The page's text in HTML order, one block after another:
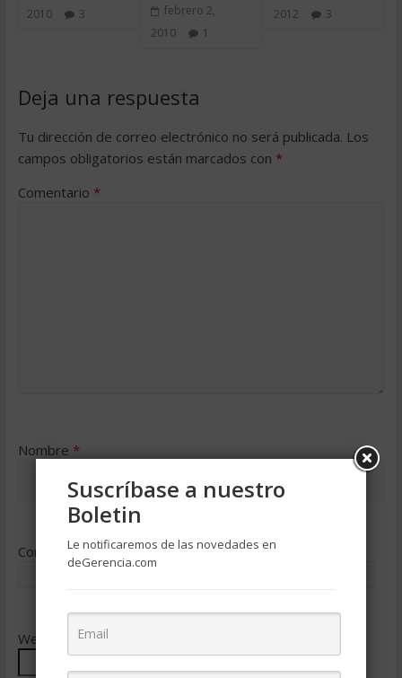
2010
3
febrero 2,
2010
1
2012
3
Deja una respuesta
Tu dirección de correo electrónico no será publicada. Los
campos obligatorios están marcados con *
Comentario *
Nombre *
Correo electrónico*
Web
Suscríbase a nuestro
Boletin
Le notificaremos de las novedades en
deGerencia.com